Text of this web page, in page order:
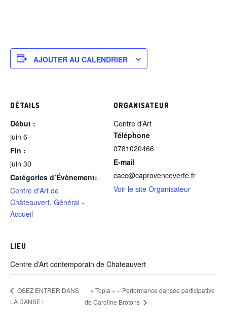
AJOUTER AU CALENDRIER
DÉTAILS
Début :
juin 6
Fin :
juin 30
Catégories d’Évènement:
Centre d'Art de
Châteauvert, Général -
Accueil
ORGANISATEUR
Centre d’Art
Téléphone
0781020466
E-mail
cacc@caprovenceverte.fr
Voir le site Organisateur
LIEU
Centre d’Art contemporain de Chateauvert
OSEZ ENTRER DANS
LA DANSE !
« Topia » – Performance dansée participative
de Caroline Brotons